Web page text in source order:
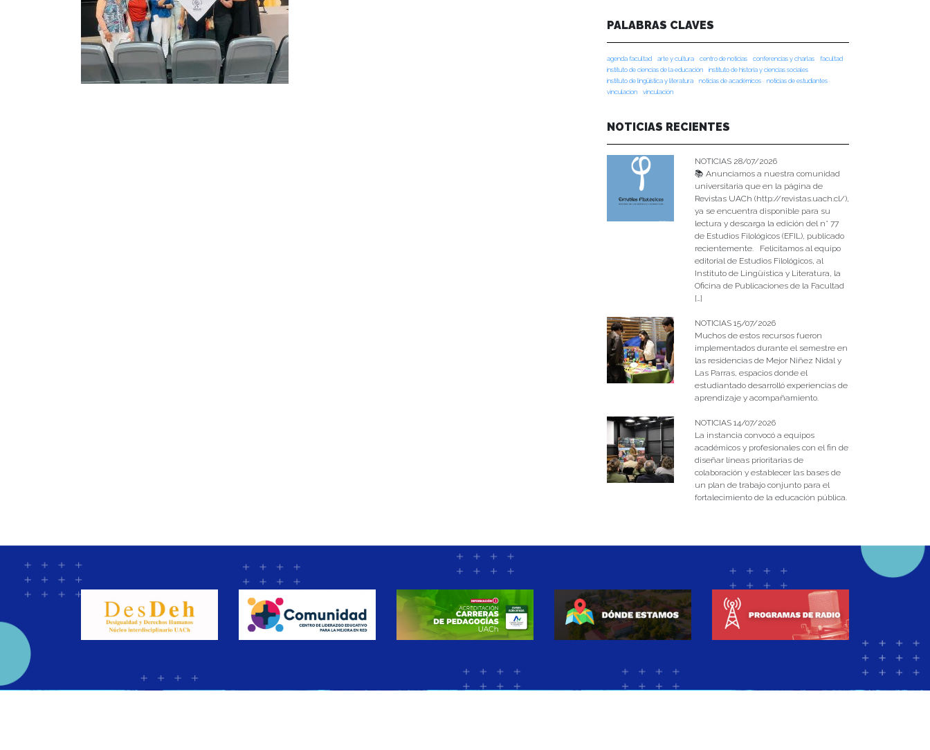
PALABRAS CLAVES
agenda facultad arte y cultura centro de noticias conferencias y charlas
facultad
instituto de ciencias de la educación
instituto de historia y ciencias sociales
instituto de lingüística y literatura
noticias de académicos
noticias de estudiantes
vinculacion
vinculación
NOTICIAS RECIENTES
NOTICIAS 28/07/2026
📚 Anunciamos a nuestra comunidad
universitaria que en la página de
Revistas UACh (http://revistas.uach.cl/),
ya se encuentra disponible para su
lectura y descarga la edición del n° 77
de Estudios Filológicos (EFIL), publicado
recientemente. Felicitamos al equipo
editorial de Estudios Filológicos, al
Instituto de Lingüística y Literatura, la
Oficina de Publicaciones de la Facultad
[…]
NOTICIAS 15/07/2026
Muchos de estos recursos fueron
implementados durante el semestre en
las residencias de Mejor Niñez Nidal y
Las Parras, espacios donde el
estudiantado desarrolló experiencias de
aprendizaje y acompañamiento.
NOTICIAS 14/07/2026
La instancia convocó a equipos
académicos y profesionales con el fin de
diseñar líneas prioritarias de
colaboración y establecer las bases de
un plan de trabajo conjunto para el
fortalecimiento de la educación pública.